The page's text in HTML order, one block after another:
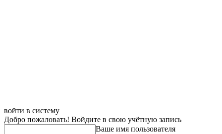
войти в систему
Добро пожаловать! Войдите в свою учётную запись
Ваше имя пользователя